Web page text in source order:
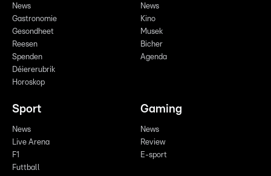
News
Gastronomie
Gesondheet
Reesen
Spenden
Déiererubrik
Horoskop
News
Kino
Musek
Bicher
Agenda
Sport
News
Live Arena
F1
Futtball
Gaming
News
Review
E-sport